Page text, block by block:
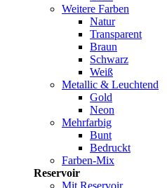
Weitere Farben
Natur
Transparent
Braun
Schwarz
Weiß
Metallic & Leuchtend
Gold
Neon
Mehrfarbig
Bunt
Bedruckt
Farben-Mix
Reservoir
Mit Reservoir